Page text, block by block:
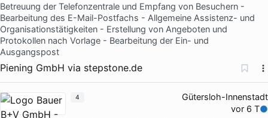
Betreuung der Telefonzentrale und Empfang von Besuchern -
Bearbeitung des E-Mail-Postfachs - Allgemeine Assistenz- und
Organisationstätigkeiten - Erstellung von Angeboten und
Protokollen nach Vorlage - Bearbeitung der Ein- und
Ausgangspost
Piening GmbH via stepstone.de
Gütersloh-Innenstadt
vor 6 T
4